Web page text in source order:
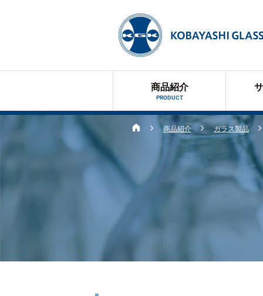
商品紹介
PRODUCT
商品紹介 ガラス製品